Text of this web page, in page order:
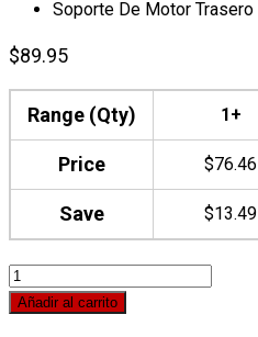
Soporte De Motor Trasero
$89.95
Range (Qty) 1+
Price $76.46
Save $13.49
Kit
Soportes
Añadir al carrito